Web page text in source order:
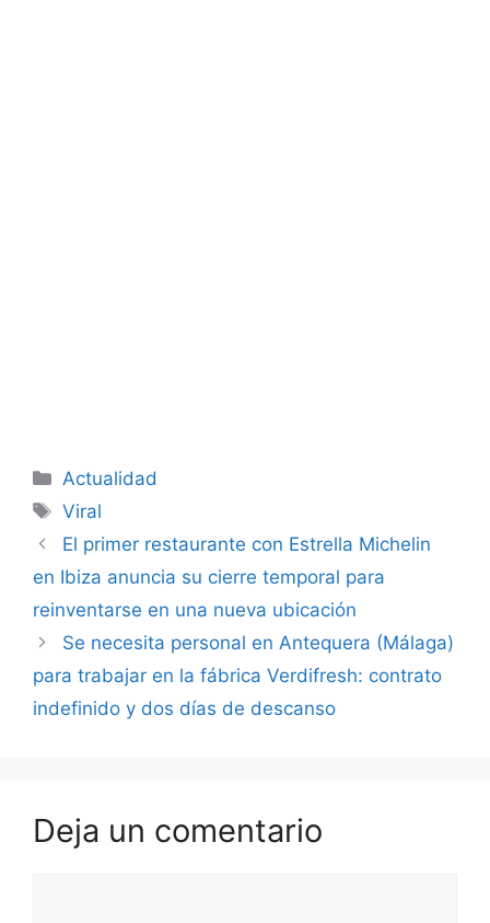
Categorías
Actualidad
Etiquetas
Viral
El primer restaurante con Estrella Michelin
en Ibiza anuncia su cierre temporal para
reinventarse en una nueva ubicación
Se necesita personal en Antequera (Málaga)
para trabajar en la fábrica Verdifresh: contrato
indefinido y dos días de descanso
Deja un comentario